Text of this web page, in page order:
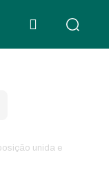
unida e